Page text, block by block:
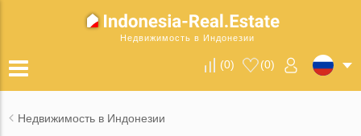
Недвижимость в Индонезии
(0) (0)
Недвижимость в Индонезии